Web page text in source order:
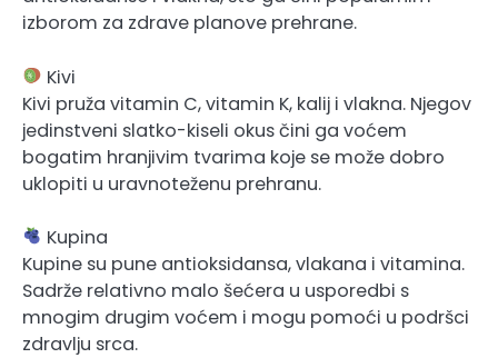
izborom za zdrave planove prehrane.
Kivi
Kivi pruža vitamin C, vitamin K, kalij i vlakna. Njegov
jedinstveni slatko-kiseli okus čini ga voćem
bogatim hranjivim tvarima koje se može dobro
uklopiti u uravnoteženu prehranu.
Kupina
Kupine su pune antioksidansa, vlakana i vitamina.
Sadrže relativno malo šećera u usporedbi s
mnogim drugim voćem i mogu pomoći u podršci
zdravlju srca.